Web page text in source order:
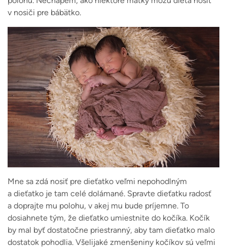
v nosiči pre bábätko.
Mne sa zdá nosiť pre dieťatko veľmi nepohodlným
a dieťatko je tam celé dolámané. Spravte dieťatku radosť
a doprajte mu polohu, v akej mu bude príjemne. To
dosiahnete tým, že dieťatko umiestnite do kočíka. Kočík
by mal byť dostatočne priestranný, aby tam dieťatko malo
dostatok pohodlia. Všelijaké zmenšeniny kočíkov sú veľmi